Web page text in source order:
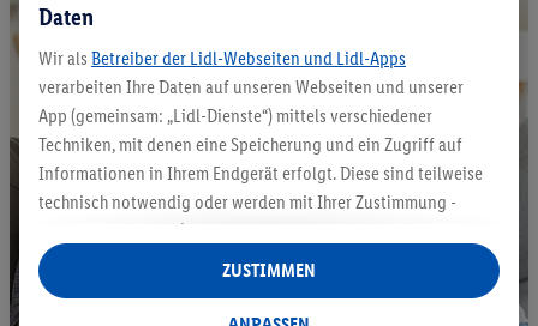
Daten
Wir als Betreiber der Lidl-Webseiten und Lidl-Apps
verarbeiten Ihre Daten auf unseren Webseiten und unserer
App (gemeinsam: „Lidl-Dienste“) mittels verschiedener
Techniken, mit denen eine Speicherung und ein Zugriff auf
Informationen in Ihrem Endgerät erfolgt. Diese sind teilweise
technisch notwendig oder werden mit Ihrer Zustimmung -
auch durch Partner (u.a.
Verantwortliche; im Zusammenhang mit dem IAB TCF
insgesamt
Statistik-Erstellung oder für personalisierte Werbung
ZUSTIMMEN